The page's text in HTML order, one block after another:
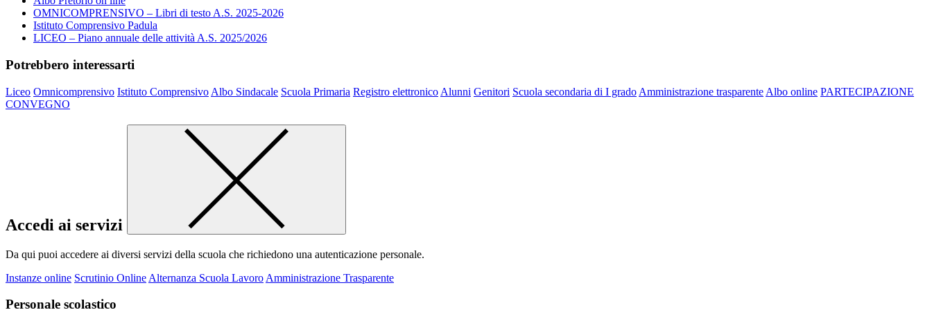
OMNICOMPRENSIVO – Libri di testo A.S. 2025-2026
Istituto Comprensivo Padula
LICEO – Piano annuale delle attività A.S. 2025/2026
Potrebbero interessarti
Liceo Omnicomprensivo Istituto Comprensivo Albo Sindacale Scuola Primaria Registro elettronico Alunni Genitori Scuola secondaria di I grado Amministrazione trasparente Albo online PARTECIPAZIONE
CONVEGNO
Accedi ai servizi
Da qui puoi accedere ai diversi servizi della scuola che richiedono una autenticazione personale.
Instanze online Scrutinio Online Alternanza Scuola Lavoro Amministrazione Trasparente
Personale scolastico